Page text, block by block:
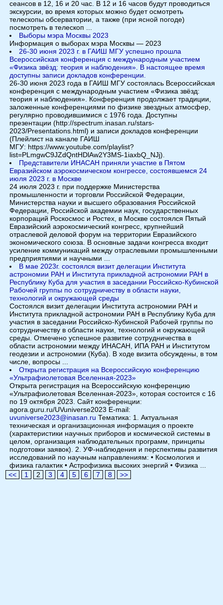
сеансов в 12, 16 и 20 час. В 12 и 16 часов будут проводиться
экскурсии, во время которых можно будет осмотреть
телескопы обсерватории, а также (при ясной погоде)
посмотреть в телескоп ...
Выборы мэра Москвы 2023
Информация о выборах мэра Москвы — 2023
26-30 июня 2023 г. в ГАИШ МГУ успешно прошла
Всероссийская конференция с международным участием
«Физика звёзд: теория и наблюдения». В настоящее время
доступны записи докладов конференции.
26-30 июня 2023 года в ГАИШ МГУ состоялась Всероссийская
конференция с международным участием «Физика звёзд:
теория и наблюдения». Конференция продолжает традиции,
заложенные конференциями по физике звездных атмосфер,
регулярно проводившимися с 1976 года. Доступны
презентации (http://spectrum.inasan.ru/stars-
2023/Presentations.html) и записи докладов конференции
(Плейлист на канале ГАИШ
МГУ: https://www.youtube.com/playlist?
list=PLmgwC9JZdQntHDlAw2Y3MS-1iaxbQ_NJj).
Представители ИНАСАН приняли участие в Пятом
Евразийском аэрокосмическом конгрессе, состоявшемся 24
июля 2023 г. в Москве
24 июля 2023 г. при поддержке Министерства
промышленности и торговли Российской Федерации,
Министерства науки и высшего образования Российской
Федерации, Российской академии наук, государственных
корпораций Роскосмос и Ростех, в Москве состоялся Пятый
Евразийский аэрокосмический конгресс, крупнейший
отраслевой деловой форум на территории Евразийского
экономического союза. В основные задачи конгресса входит
усиление коммуникаций между отраслевыми промышленными
предприятиями и научными ...
В мае 2023г. состоялся визит делегации Института
астрономии РАН и Института прикладной астрономии РАН в
Республику Куба для участия в заседании Российско-Кубинской
Рабочей группы по сотрудничеству в области науки,
технологий и окружающей среды
Состоялся визит делегации Института астрономии РАН и
Института прикладной астрономии РАН в Республику Куба для
участия в заседании Российско-Кубинской Рабочей группы по
сотрудничеству в области науки, технологий и окружающей
среды. Отмечено успешное развитие сотрудничества в
области астрономии между ИНАСАН, ИПА РАН и Институтом
геодезии и астрономии (Куба). В ходе визита обсуждены, в том
числе, вопросы ...
Открыта регистрация на Всероссийскую конференцию
«Ультрафиолетовая Вселенная-2023»
Открыта регистрация на Всероссийскую конференцию
«Ультрафиолетовая Вселенная-2023», которая состоится с 16
по 19 октября 2023. Сайт конференции:
agora.guru.ru/UVuniverse2023 E-mail:
uvuniverse2023@inasan.ru Тематика: 1. Актуальная
техническая и организационная информация о проекте
(характеристики научных приборов и космической системы в
целом, организация наблюдательных программ, принципы
подготовки заявок). 2. УФ-наблюдения и перспективы развития
исследований по научным направлениям: • Космология и
физика галактик • Астрофизика высоких энергий • Физика ...
<<
1 2 3 4 5 6 7 8 >>